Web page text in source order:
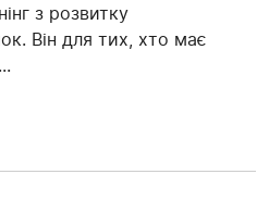
з розвитку
Він для тих, хто має